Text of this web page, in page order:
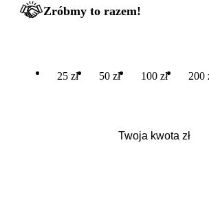
Zróbmy to razem!
25 zł 50 zł 100 zł 200